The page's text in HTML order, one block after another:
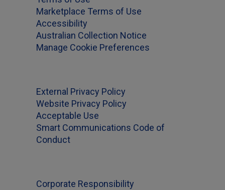
Marketplace Terms of Use
Accessibility
Australian Collection Notice
Manage Cookie Preferences
External Privacy Policy
Website Privacy Policy
Acceptable Use
Smart Communications Code of
Conduct
Corporate Responsibility